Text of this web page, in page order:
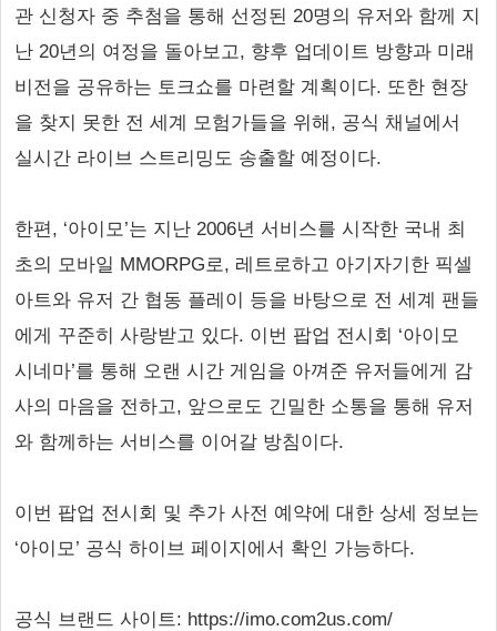
관 신청자 중 추첨을 통해 선정된 20명의 유저와 함께 지
난 20년의 여정을 돌아보고, 향후 업데이트 방향과 미래
비전을 공유하는 토크쇼를 마련할 계획이다. 또한 현장
을 찾지 못한 전 세계 모험가들을 위해, 공식 채널에서
실시간 라이브 스트리밍도 송출할 예정이다.
한편, ‘아이모’는 지난 2006년 서비스를 시작한 국내 최
초의 모바일 MMORPG로, 레트로하고 아기자기한 픽셀
아트와 유저 간 협동 플레이 등을 바탕으로 전 세계 팬들
에게 꾸준히 사랑받고 있다. 이번 팝업 전시회 ‘아이모
시네마’를 통해 오랜 시간 게임을 아껴준 유저들에게 감
사의 마음을 전하고, 앞으로도 긴밀한 소통을 통해 유저
와 함께하는 서비스를 이어갈 방침이다.
이번 팝업 전시회 및 추가 사전 예약에 대한 상세 정보는
‘아이모’ 공식 하이브 페이지에서 확인 가능하다.
공식 브랜드 사이트: https://imo.com2us.com/